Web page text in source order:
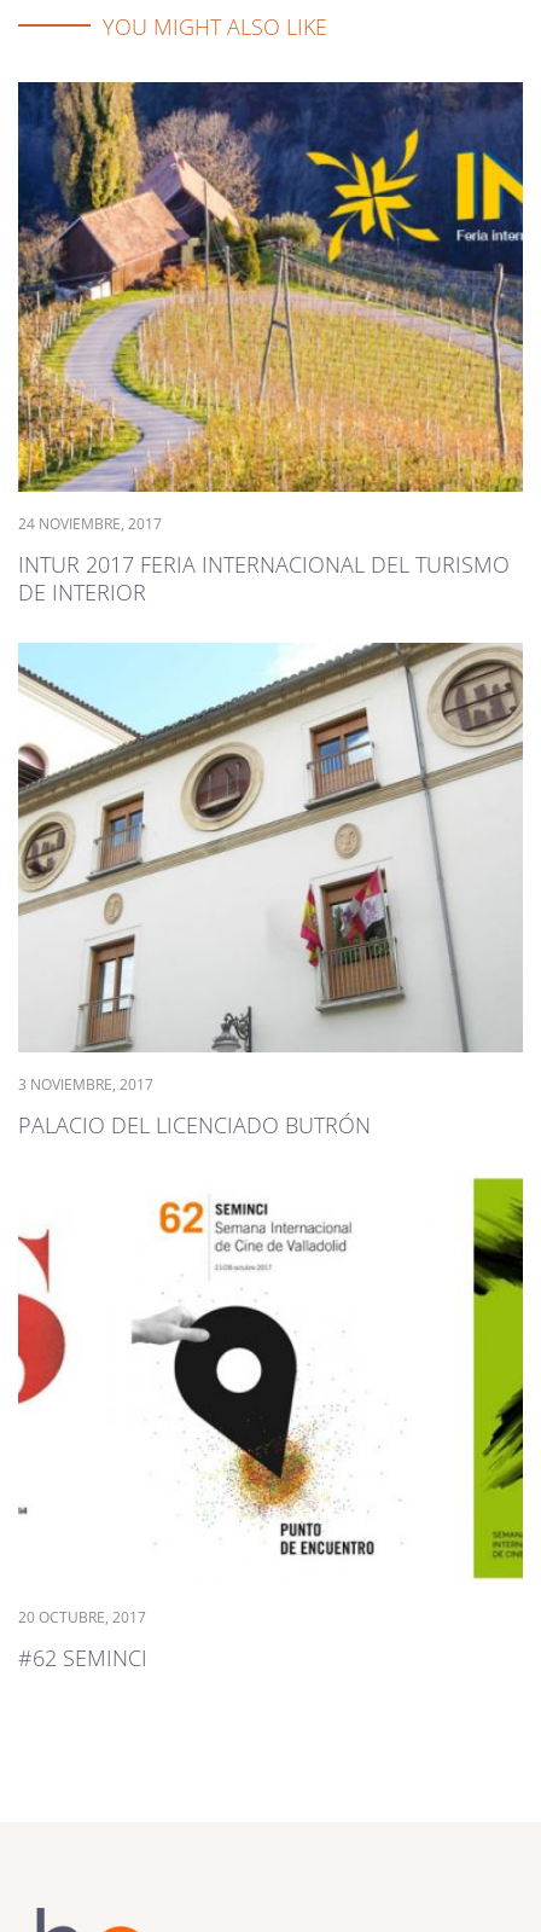
YOU MIGHT ALSO LIKE
24 NOVIEMBRE, 2017
INTUR 2017 FERIA INTERNACIONAL DEL TURISMO
DE INTERIOR
3 NOVIEMBRE, 2017
PALACIO DEL LICENCIADO BUTRÓN
20 OCTUBRE, 2017
#62 SEMINCI